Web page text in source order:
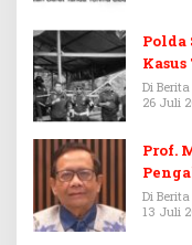
Polda
Di
26 Juli
Prof.
Di
13 Juli